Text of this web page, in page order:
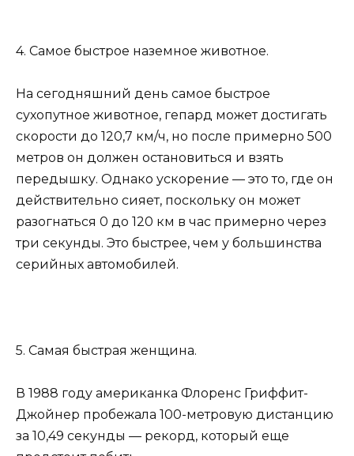
4. Самое быстрое наземное животное.
На сегодняшний день самое быстрое
сухопутное животное, гепард может достигать
скорости до 120,7 км/ч, но после примерно 500
метров он должен остановиться и взять
передышку. Однако ускорение — это то, где он
действительно сияет, поскольку он может
разогнаться 0 до 120 км в час примерно через
три секунды. Это быстрее, чем у большинства
серийных автомобилей.
5. Самая быстрая женщина.
В 1988 году американка Флоренс Гриффит-
Джойнер пробежала 100-метровую дистанцию
за 10,49 секунды — рекорд, который еще